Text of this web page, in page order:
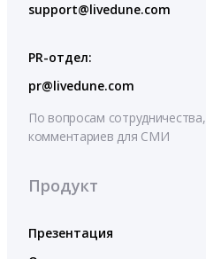
support@livedune.com
PR-отдел:
pr@livedune.com
По вопросам сотрудничества,
комментариев для СМИ
Продукт
Презентация